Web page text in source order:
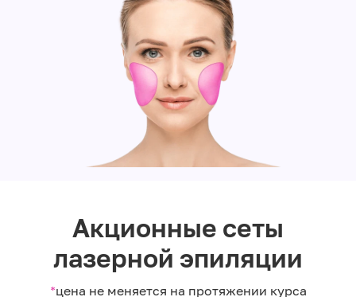
Акционные сеты
лазерной эпиляции
*цена не меняется на протяжении курса